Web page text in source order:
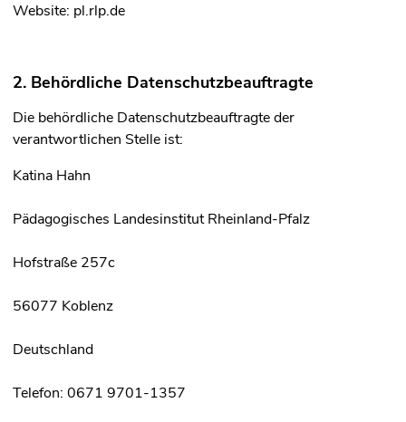
Website: pl.rlp.de
2. Behördliche Datenschutzbeauftragte
Die behördliche Datenschutzbeauftragte der
verantwortlichen Stelle ist:
Katina Hahn
Pädagogisches Landesinstitut Rheinland-Pfalz
Hofstraße 257c
56077 Koblenz
Deutschland
Telefon: 0671 9701-1357